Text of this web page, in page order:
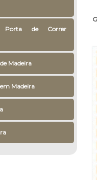
Porta de Correr
Madeira
Madeira